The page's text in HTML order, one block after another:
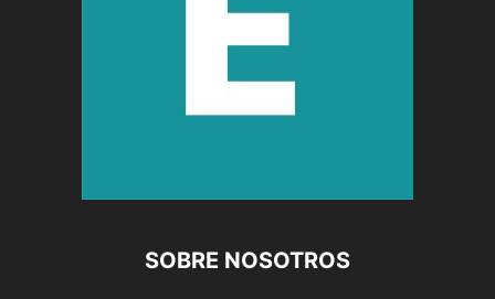
SOBRE NOSOTROS